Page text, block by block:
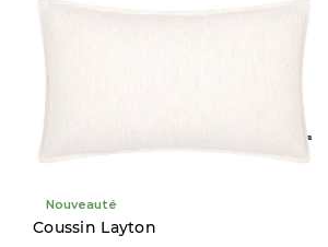
Nouveauté
Coussin Layton